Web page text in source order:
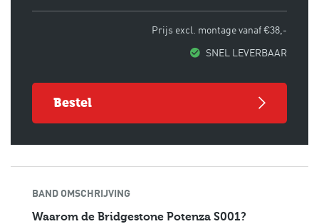
Prijs excl. montage vanaf €38,-
SNEL LEVERBAAR
bestel
BAND OMSCHRIJVING
Waarom de Bridgestone Potenza S001?